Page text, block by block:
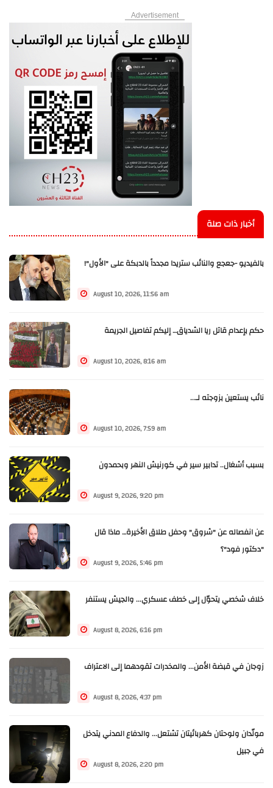
Advertisement
أخبار ذات صلة
بالفيديو -جعجع والنائب ستريدا مجدداً بالدبكة على "الأول"!
August 10, 2026, 11:56 am
حكم بإعدام قاتل ريا الشدياق… إليكم تفاصيل الجريمة
August 10, 2026, 8:16 am
نائب يستعين بزوجته لـ...
August 10, 2026, 7:59 am
بسبب أشغال.. تدابير سير في كورنيش النهر وبحمدون
August 9, 2026, 9:20 pm
عن انفصاله عن "شروق" وحفل طلاق الأخيرة… ماذا قال
"دكتور فود"؟
August 9, 2026, 5:46 pm
خلاف شخصي يتحوّل إلى خطف عسكري... والجيش يستنفر
August 8, 2026, 6:16 pm
زوجان في قبضة الأمن... والمخدرات تقودهما إلى الاعتراف
August 8, 2026, 4:37 pm
مولّدان ولوحتان كهربائيتان تشتعل... والدفاع المدني يتدخل
في جبيل
August 8, 2026, 2:20 pm